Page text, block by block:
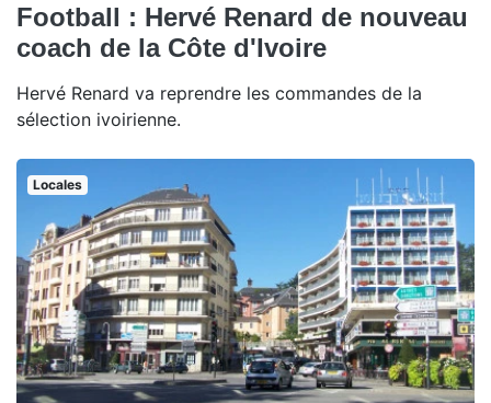
Football : Hervé Renard de nouveau
coach de la Côte d'Ivoire
Hervé Renard va reprendre les commandes de la
sélection ivoirienne.
Locales